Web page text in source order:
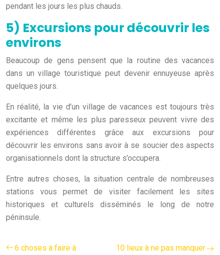
pendant les jours les plus chauds.
5) Excursions pour découvrir les
environs
Beaucoup de gens pensent que la routine des vacances
dans un village touristique peut devenir ennuyeuse après
quelques jours.
En réalité, la vie d’un village de vacances est toujours très
excitante et même les plus paresseux peuvent vivre des
expériences différentes grâce aux excursions pour
découvrir les environs sans avoir à se soucier des aspects
organisationnels dont la structure s’occupera.
Entre autres choses, la situation centrale de nombreuses
stations vous permet de visiter facilement les sites
historiques et culturels disséminés le long de notre
péninsule.
6 choses à faire à
10 lieux à ne pas manquer